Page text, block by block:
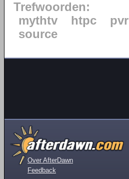
Trefwoorden:
mythtv
htpc pvr
source
Over AfterDawn
Feedback